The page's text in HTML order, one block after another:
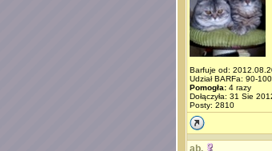
Barfuje od:
Udział BARFa: 90-
Pomogła: 4 razy
Dołączyła: 31 Sie
Posty: 2810
ab.